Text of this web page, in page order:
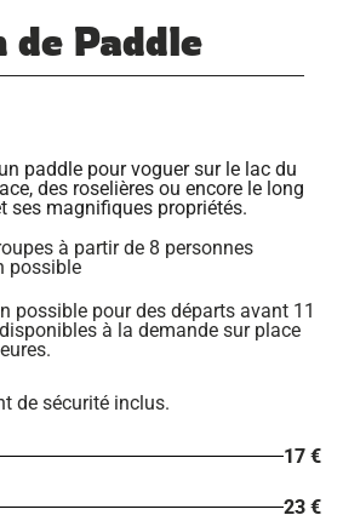
Paddle
paddle pour voguer sur le lac du
des roselières ou encore le long
ses magnifiques propriétés.
à partir de 8 personnes
possible
possible pour des départs avant 11
à la demande sur place
de sécurité inclus.
17 €
23 €